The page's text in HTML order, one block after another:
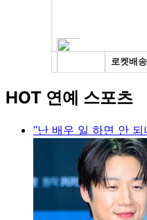
HOT 연예 스포츠
“난 배우 일 하면 안 되